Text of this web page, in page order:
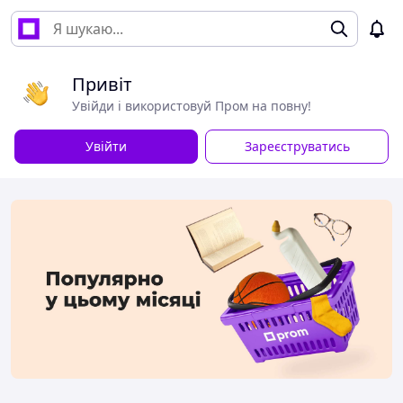
Привіт
Увійди і використовуй Пром на повну!
Увійти Зареєструватись